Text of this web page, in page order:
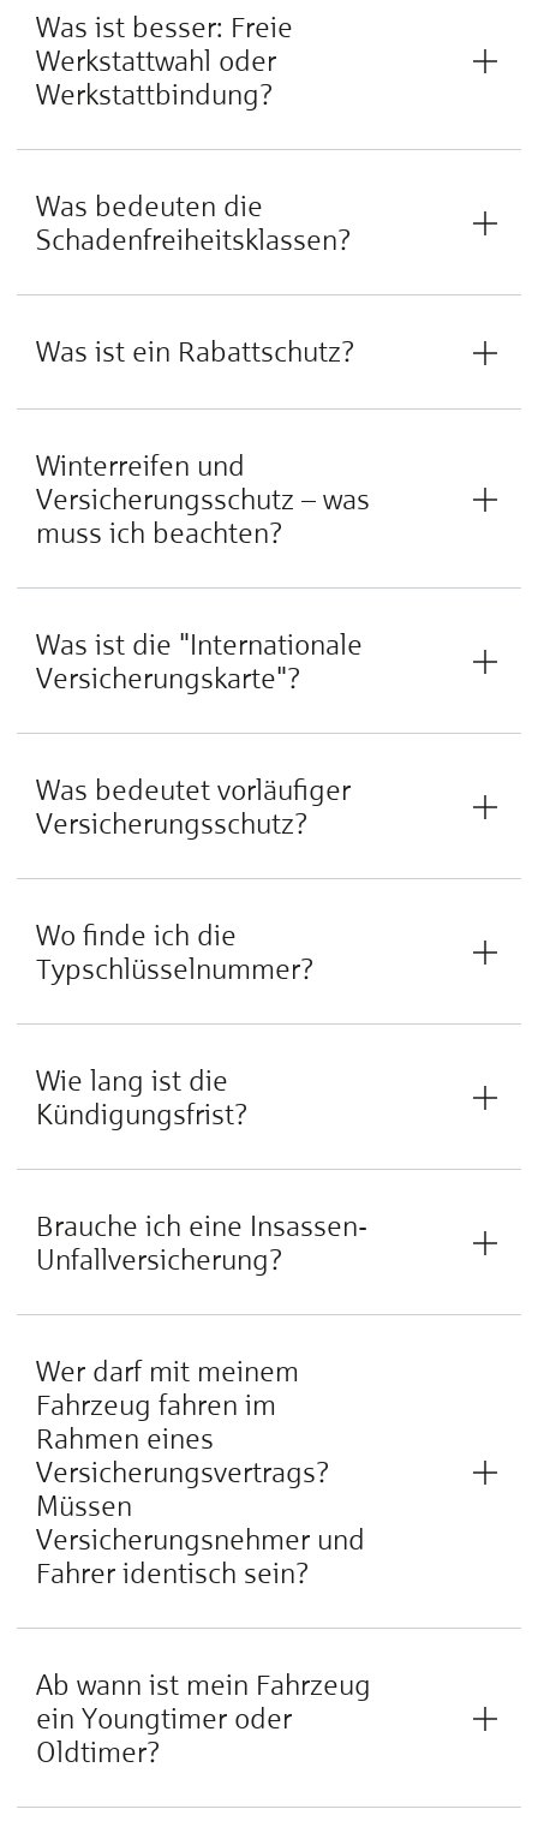
Was ist besser: Freie
Werkstattwahl oder
Werkstattbindung?
Was bedeuten die
Schadenfreiheitsklassen?
Was ist ein Rabattschutz?
Winterreifen und
Versicherungsschutz – was
muss ich beachten?
Was ist die "Internationale
Versicherungskarte"?
Was bedeutet vorläufiger
Versicherungsschutz?
Wo finde ich die
Typschlüsselnummer?
Wie lang ist die
Kündigungsfrist?
Brauche ich eine Insassen-
Unfallversicherung?
Wer darf mit meinem
Fahrzeug fahren im
Rahmen eines
Versicherungsvertrags?
Müssen
Versicherungsnehmer und
Fahrer identisch sein?
Ab wann ist mein Fahrzeug
ein Youngtimer oder
Oldtimer?